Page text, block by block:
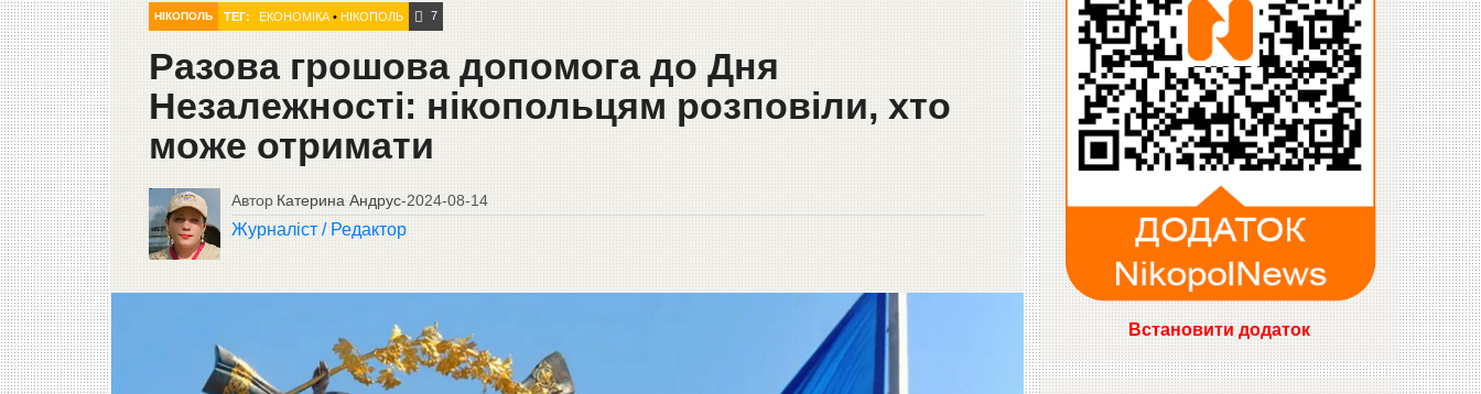
НІКОПОЛЬ ТЕГ: ЕКОНОМІКА• НІКОПОЛЬ 7
Разова грошова допомога до Дня
Незалежності: нікопольцям розповіли, хто
може отримати
Автор Катерина Андрус-2024-08-14
Журналіст / Редактор
Встановити додаток